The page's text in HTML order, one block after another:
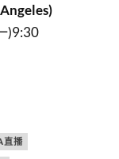
)9:30
直播